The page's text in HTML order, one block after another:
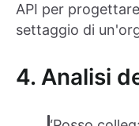
API per
settaggio di
4. Analisi